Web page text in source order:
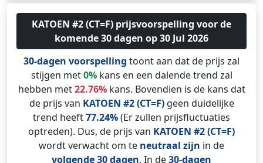
KATOEN #2 (CT=F) prijsvoorspelling voor de
komende 30 dagen op 30 Jul 2026
30-dagen voorspelling toont aan dat de prijs zal
stijgen met0%kans en een dalende trend zal
hebben met22.76%kans. Bovendien is de kans dat
de prijs van KATOEN #2 (CT=F)geen duidelijke
trend heeft77.24%(Er zullen prijsfluctuaties
optreden). Dus, de prijs van KATOEN #2 (CT=F)
wordt verwacht om te neutraal zijn in de
volgende 30 dagen. In de30-dagen